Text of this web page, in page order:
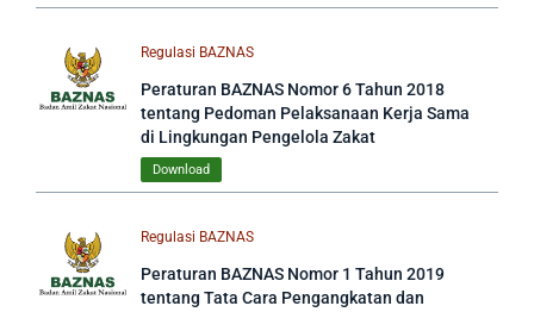
Regulasi BAZNAS
Peraturan BAZNAS Nomor 6 Tahun 2018
tentang Pedoman Pelaksanaan Kerja Sama
di Lingkungan Pengelola Zakat
Download
Regulasi BAZNAS
Peraturan BAZNAS Nomor 1 Tahun 2019
tentang Tata Cara Pengangkatan dan